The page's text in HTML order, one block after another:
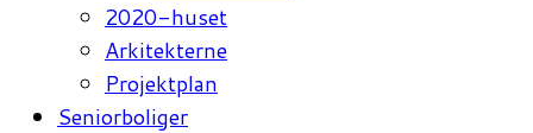
2020-huset
Arkitekterne
Projektplan
Seniorboliger